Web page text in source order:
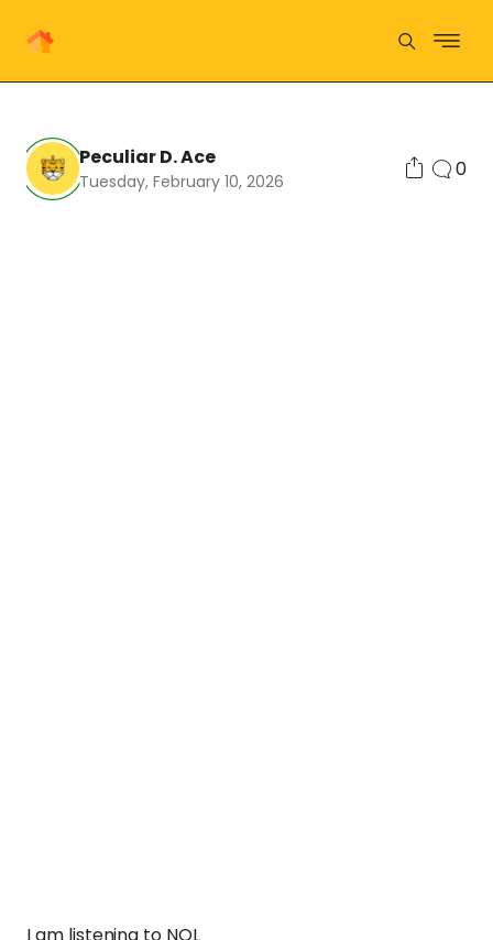
Peculiar D. Ace
Tuesday, February 10, 2026
0